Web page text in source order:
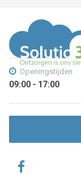
Openingstijden
09:00 - 17:00